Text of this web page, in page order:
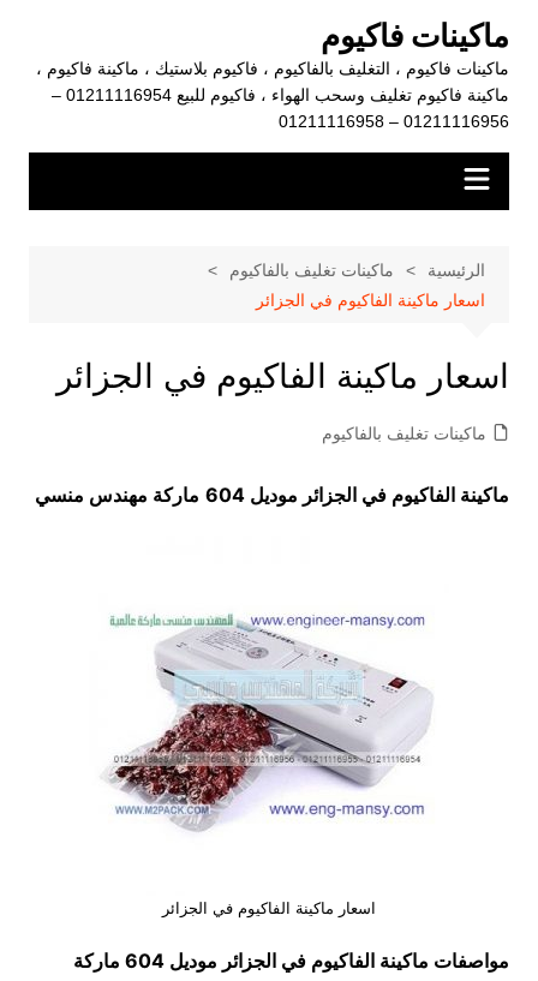
المحتوى
ماكينات فاكيوم
ماكينات فاكيوم ، التغليف بالفاكيوم ، فاكيوم بلاستيك ، ماكينة فاكيوم ،
ماكينة فاكيوم تغليف وسحب الهواء ، فاكيوم للبيع 01211116954 –
01211116956 – 01211116958
الرئيسية
ماكينات تغليف بالفاكيوم
اسعار ماكينة الفاكيوم في الجزائر
اسعار ماكينة الفاكيوم في الجزائر
ماكينات تغليف بالفاكيوم
ماكينة الفاكيوم في الجزائر موديل 604 ماركة مهندس منسي
اسعار ماكينة الفاكيوم في الجزائر
مواصفات ماكينة الفاكيوم في الجزائر موديل 604
ماركة